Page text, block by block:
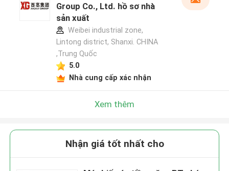
Group Co., Ltd. hồ sơ nhà
sản xuất
Weibei industrial zone,
Lintong district, Shanxi. CHINA
,Trung Quốc
5.0
Nhà cung cấp xác nhận
Xem thêm
Nhận giá tốt nhất cho